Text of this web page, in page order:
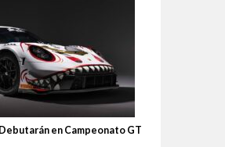
en Campeonato GT